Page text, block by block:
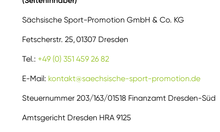
Sächsische Sport-Promotion GmbH & Co. KG
Fetscherstr. 25, 01307 Dresden
Tel.: +49 (0) 351 459 26 82
E-Mail: kontakt@saechsische-sport-promotion.de
Steuernummer 203/163/01518 Finanzamt Dresden-Süd
Amtsgericht Dresden HRA 9125